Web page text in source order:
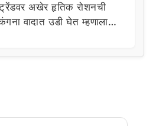
अखेर हृतिक रोशनची
वादात उडी घेत म्हणाला…